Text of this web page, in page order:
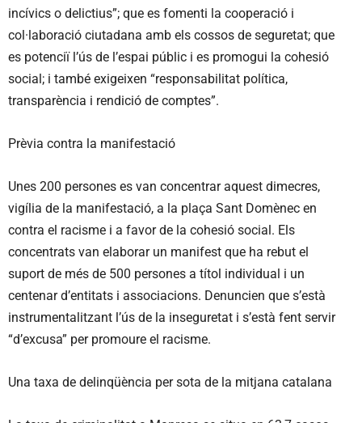
incívics o delictius”; que es fomenti la cooperació i
col·laboració ciutadana amb els cossos de seguretat; que
es potenciï l’ús de l’espai públic i es promogui la cohesió
social; i també exigeixen “responsabilitat política,
transparència i rendició de comptes”.
Prèvia contra la manifestació
Unes 200 persones es van concentrar aquest dimecres,
vigília de la manifestació, a la plaça Sant Domènec en
contra el racisme i a favor de la cohesió social. Els
concentrats van elaborar un manifest que ha rebut el
suport de més de 500 persones a títol individual i un
centenar d’entitats i associacions. Denuncien que s’està
instrumentalitzant l’ús de la inseguretat i s’està fent servir
“d’excusa” per promoure el racisme.
Una taxa de delinqüència per sota de la mitjana catalana